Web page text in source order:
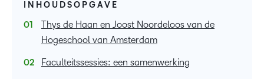
INHOUDSOPGAVE
Thys de Haan en Joost Noordeloos van de
Hogeschool van Amsterdam
Faculteitssessies: een samenwerking